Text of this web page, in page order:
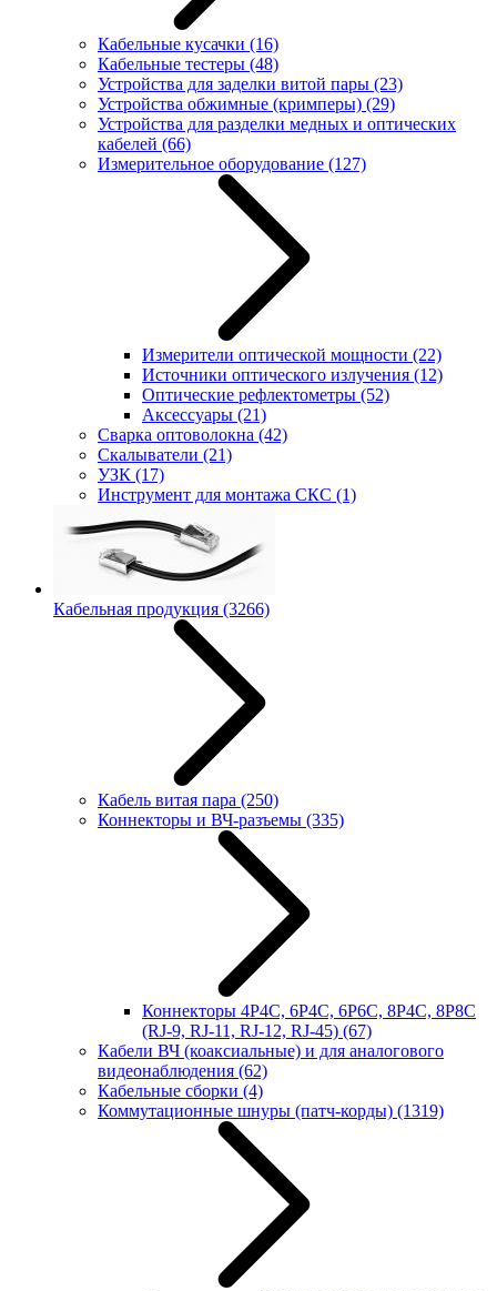
Кабельные кусачки (16)
Кабельные тестеры (48)
Устройства для заделки витой пары (23)
Устройства обжимные (кримперы) (29)
Устройства для разделки медных и оптических
кабелей (66)
Измерительное оборудование (127)
Измерители оптической мощности (22)
Источники оптического излучения (12)
Оптические рефлектометры (52)
Аксессуары (21)
Сварка оптоволокна (42)
Скалыватели (21)
УЗК (17)
Инструмент для монтажа СКС (1)
Кабельная продукция (3266)
Кабель витая пара (250)
Коннекторы и ВЧ-разъемы (335)
Коннекторы 4P4C, 6P4C, 6P6C, 8P4C, 8P8C
(RJ-9, RJ-11, RJ-12, RJ-45) (67)
Кабели ВЧ (коаксиальные) и для аналогового
видеонаблюдения (62)
Кабельные сборки (4)
Коммутационные шнуры (патч-корды) (1319)